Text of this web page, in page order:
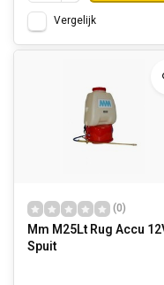
Vergelijk
(0)
Mm M25Lt Rug Accu
Spuit